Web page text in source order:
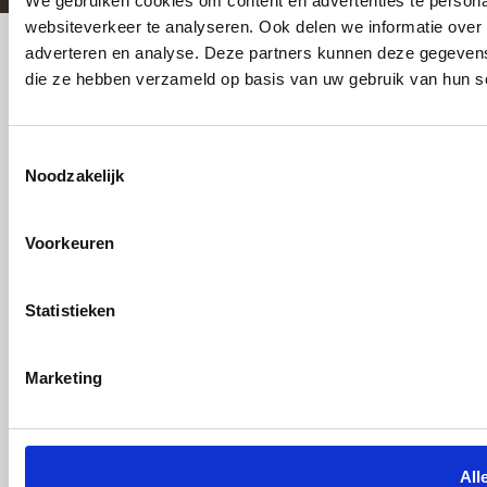
websiteverkeer te analyseren. Ook delen we informatie
adverteren en analyse. Deze partners kunnen deze
die ze hebben verzameld op basis van uw gebruik van hun
Noodzakelijk
Voorkeuren
Statistieken
Marketing